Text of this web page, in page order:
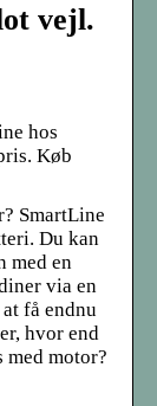
vejl.
hos
Køb
SmartLine
Du kan
med en
via en
få endnu
hvor end
motor?